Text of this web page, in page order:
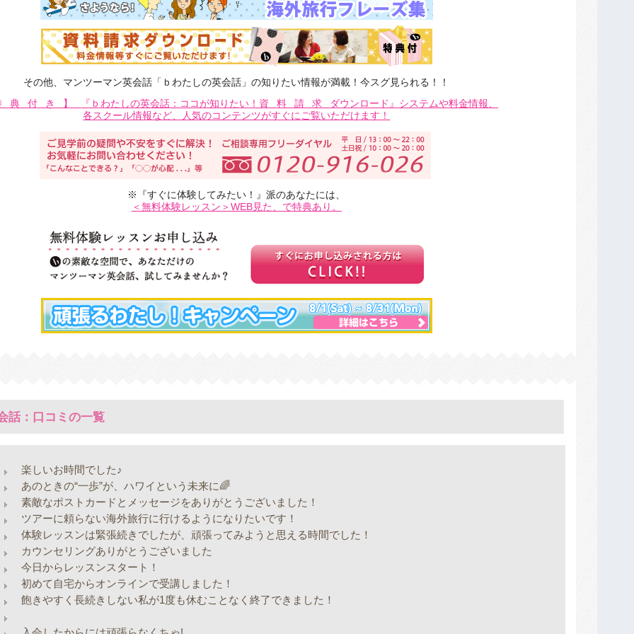
その他、マンツーマン英会話「ｂわたしの英会話」の知りたい情報が満載！今スグ見られる！！
典付き】 『ｂわたしの英会話：ココが知りたい！ 資料請求
ダウンロード』システムや料金情報、
各スクール情報など、人気のコンテンツがすぐにご覧いただけます！
※『すぐに体験してみたい！』派のあなたには、
＜無料体験レッスン＞WEB見た、で特典あり。
話：口コミの一覧
楽しいお時間でした♪
あのときの“一歩”が、ハワイという未来に🌈
素敵なポストカードとメッセージをありがとうございました！
ツアーに頼らない海外旅行に行けるようになりたいです！
体験レッスンは緊張続きでしたが、頑張ってみようと思える時間でした！
カウンセリングありがとうございました
今日からレッスンスタート！
初めて自宅からオンラインで受講しました！
飽きやすく長続きしない私が1度も休むことなく終了できました！